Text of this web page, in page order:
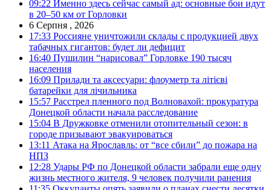
09:22 Именно здесь сейчас самый ад: основные бои идут
в 20–50 км от Горловки
6 Серпня , 2026
17:33 Россияне уничтожили склады с продукцией двух
табачных гигантов: будет ли дефицит
16:40 Пушилин “нарисовал” Горловке 190 тысяч
населения
16:09 Прилади та аксесуари: флоуметр та літієві
батарейки для лічильника
15:57 Расстрел пленного под Волновахой: прокуратура
Донецкой области начала расследование
15:04 В Дружковке отменили отопительный сезон: в
городе призывают эвакуироваться
13:11 Атака на Ярославль: от “все сбили” до пожара на
НПЗ
12:28 Удары РФ по Донецкой области забрали еще одну
жизнь местного жителя, 9 человек получили ранения